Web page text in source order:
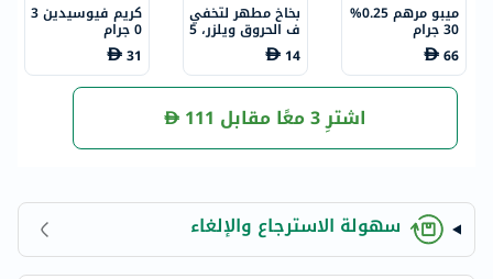
ميبو مرهم 0.25%
30 جرام
66
بخاخ مطهر لتخفي
ف الحروق ويلزر، 5
5 جرام
14
كريم فيوسيدين 3
0 جرام
31
اشترِ 3 معًا مقابل 111
سهولة الاسترجاع والإلغاء